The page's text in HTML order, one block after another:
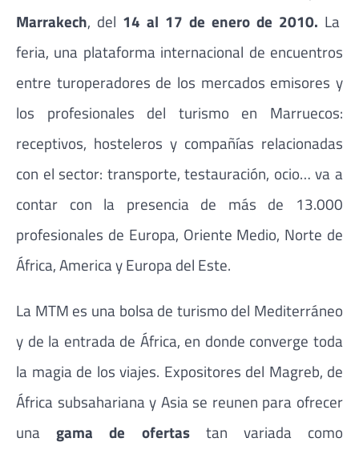
Marrakech, del 14 al 17 de enero de 2010. La
feria, una plataforma internacional de encuentros
entre turoperadores de los mercados emisores y
los profesionales del turismo en Marruecos:
receptivos, hosteleros y compañías relacionadas
con el sector: transporte, testauración, ocio… va a
contar con la presencia de más de 13.000
profesionales de Europa, Oriente Medio, Norte de
África, America y Europa del Este.
La MTM es una bolsa de turismo del Mediterráneo
y de la entrada de África, en donde converge toda
la magia de los viajes. Expositores del Magreb, de
África subsahariana y Asia se reunen para ofrecer
una gama de ofertastan variada como